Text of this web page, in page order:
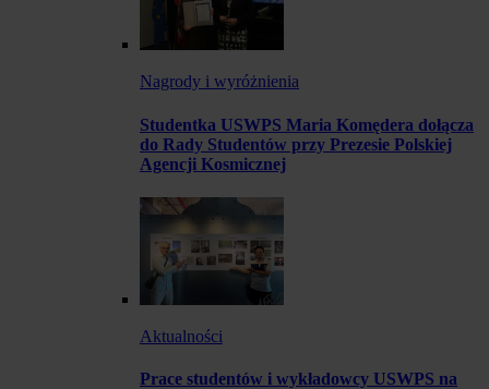
Nagrody i wyróżnienia
Studentka USWPS Maria Komędera dołącza
do Rady Studentów przy Prezesie Polskiej
Agencji Kosmicznej
Aktualności
Prace studentów i wykładowcy USWPS na